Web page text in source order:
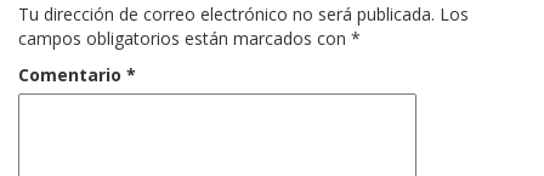
Tu dirección de correo electrónico no será publicada. Los
campos obligatorios están marcados con *
Comentario *